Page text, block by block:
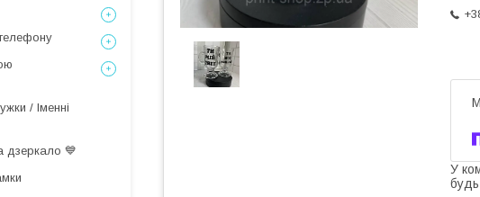
У
/ Іменні
дзеркало 💙